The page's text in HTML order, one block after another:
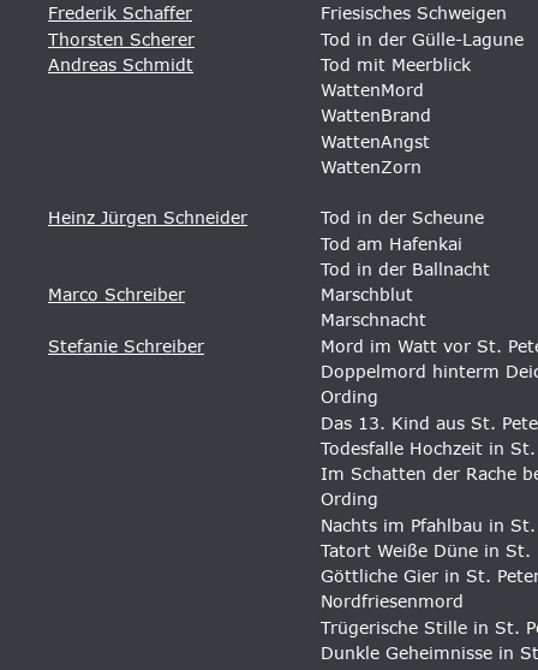
Frederik Schaffer
Friesisches Schweigen
Thorsten Scherer
Tod in der Gülle-Lagune
Andreas Schmidt
Tod mit Meerblick
WattenMord
WattenBrand
WattenAngst
WattenZorn
Heinz Jürgen Schneider
Tod in der Scheune
Tod am Hafenkai
Tod in der Ballnacht
Marco Schreiber
Marschblut
Marschnacht
Stefanie Schreiber
Mord im Watt vor St.
Doppelmord hinterm
Ording
Das 13. Kind aus St.
Todesfalle Hochzeit in
Im Schatten der Rache
Ording
Nachts im Pfahlbau in
Tatort Weiße Düne in St.
Göttliche Gier in St.
Nordfriesenmord
Trügerische Stille in St.
Dunkle Geheimnisse in